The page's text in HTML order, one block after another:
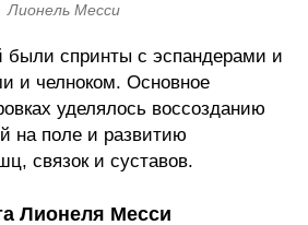
Лионель Месси
были спринты с эспандерами и
и челноком. Основное
уделялось воссозданию
на поле и развитию
связок и суставов.
Лионеля Месси